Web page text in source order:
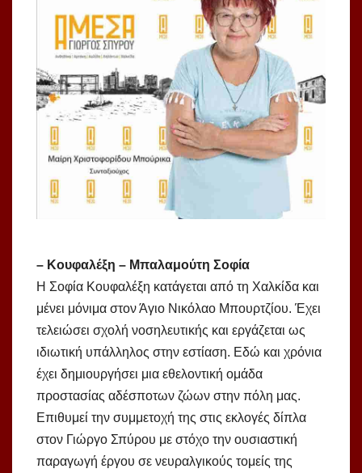
– Κουφαλέξη – Μπαλαμούτη Σοφία
Η Σοφία Κουφαλέξη κατάγεται από τη Χαλκίδα και
μένει μόνιμα στον Άγιο Νικόλαο Μπουρτζίου. Έχει
τελειώσει σχολή νοσηλευτικής και εργάζεται ως
ιδιωτική υπάλληλος στην εστίαση. Εδώ και χρόνια
έχει δημιουργήσει μια εθελοντική ομάδα
προστασίας αδέσποτων ζώων στην πόλη μας.
Επιθυμεί την συμμετοχή της στις εκλογές δίπλα
στον Γιώργο Σπύρου με στόχο την ουσιαστική
παραγωγή έργου σε νευραλγικούς τομείς της